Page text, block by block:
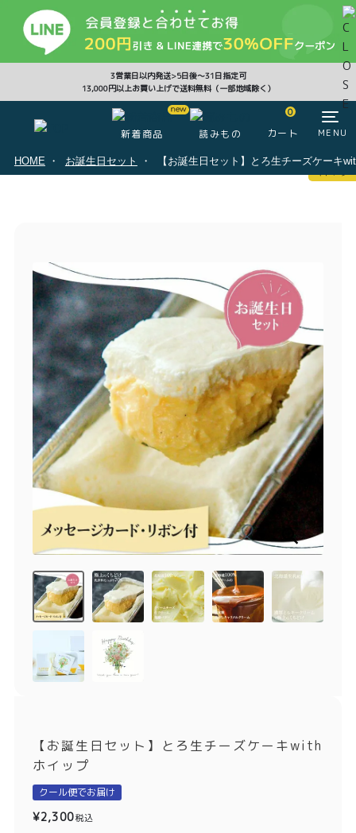
3営業日以内発送>5日後〜31日指定可
13,000円以上お買い上げで送料無料（一部地域除く）
新着商品 読みもの
0
カート MENU
CLOSE
0
商品一覧
とろ生ガトーショコラ
とろ生 まとめ買いお得
セット
お中元
紅茶toroaTea
メルマガ会員様限定
とろ生チーズケーキ
濃抹茶とろ生ガトーシ
ョコラ
とろ生シュー
クッキー缶
お誕生日セット
手さげ袋
季節限定
¥2,000〜¥3,999
〜¥1,999
¥4,000〜¥5,999
HOME お誕生日セット 【お誕生日セット】とろ生チーズケーキ
【お誕生日セット】とろ生チーズケーキwith
ホイップ
クール便でお届け
¥2,300税込